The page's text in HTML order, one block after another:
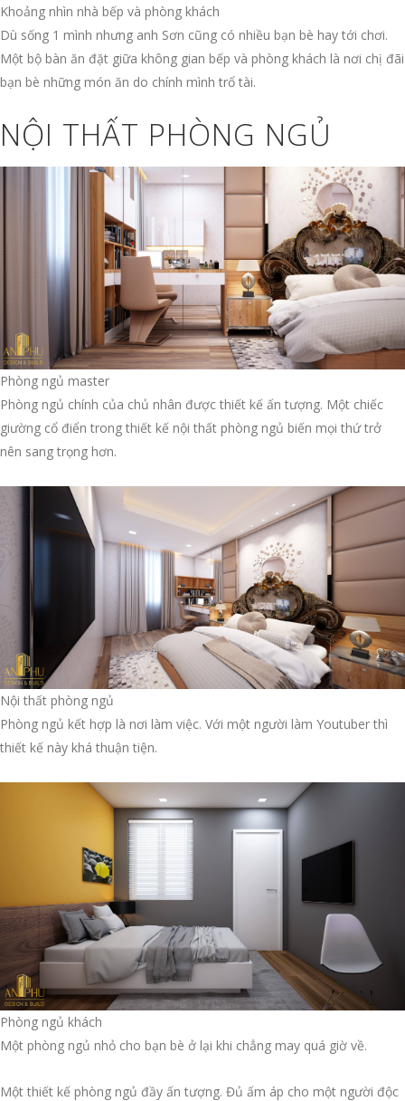
Khoảng nhìn nhà bếp và phòng khách
Dù sống 1 mình nhưng anh Sơn cũng có nhiều bạn bè hay tới chơi.
Một bộ bàn ăn đặt giữa không gian bếp và phòng khách là nơi chị đãi
bạn bè những món ăn do chính mình trổ tài.
NỘI THẤT PHÒNG NGỦ
Phòng ngủ master
Phòng ngủ chính của chủ nhân được thiết kế ấn tượng. Một chiếc
giường cổ điển trong thiết kế nội thất phòng ngủ biến mọi thứ trở
nên sang trọng hơn.
Nội thất phòng ngủ
Phòng ngủ kết hợp là nơi làm việc. Với một người làm Youtuber thì
thiết kế này khá thuận tiện.
Phòng ngủ khách
Một phòng ngủ nhỏ cho bạn bè ở lại khi chẳng may quá giờ về.
Một thiết kế phòng ngủ đầy ấn tượng. Đủ ấm áp cho một người độc